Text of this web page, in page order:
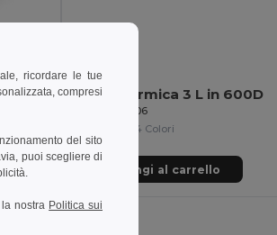
m²) Borsa termica 3 L in 600D
Egotier 98406
+4 Colori
Aggiungi al carrello
ricordare le tue
compresi
del sito
puoi scegliere di
nostra Politica sui